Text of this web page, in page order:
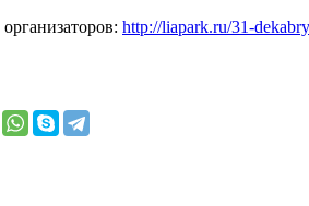
http://liapark.ru/31-